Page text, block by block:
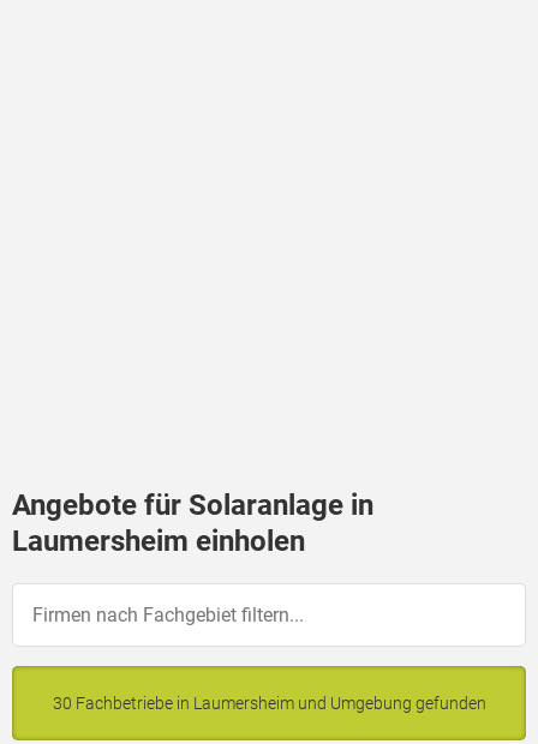
Angebote für Solaranlage in
Laumersheim einholen
30 Fachbetriebe in Laumersheim und Umgebung gefunden